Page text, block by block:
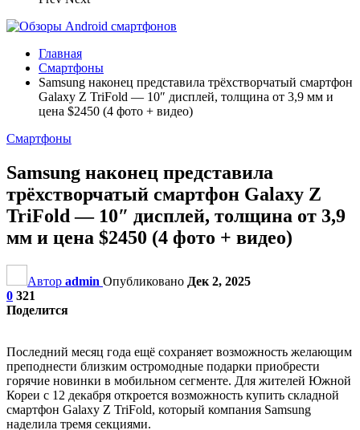
Главная
Смартфоны
Samsung наконец представила трёхстворчатый смартфон
Galaxy Z TriFold — 10″ дисплей, толщина от 3,9 мм и
цена $2450 (4 фото + видео)
Смартфоны
Samsung наконец представила
трёхстворчатый смартфон Galaxy Z
TriFold — 10″ дисплей, толщина от 3,9
мм и цена $2450 (4 фото + видео)
Автор admin Опубликовано Дек 2, 2025
0 321
Поделится
Последний месяц года ещё сохраняет возможность желающим
преподнести близким остромодные подарки приобрести
горячие новинки в мобильном сегменте. Для жителей Южной
Кореи с 12 декабря откроется возможность купить складной
смартфон Galaxy Z TriFold, который компания Samsung
наделила тремя секциями.